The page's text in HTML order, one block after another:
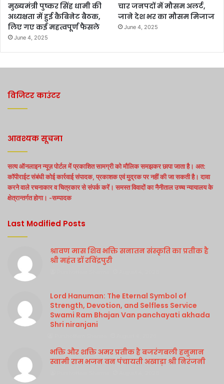
मुख्यमंत्री पुष्कर सिंह धामी की
अध्यक्षता में हुई कैबिनेट बैठक,
लिए गए कई महत्वपूर्ण फैसले
June 4, 2025
चार जनपदों में मौसम अलर्ट,
जाने देश भर का मौसम मिजाज
June 4, 2025
विजिटर काउंटर
आवश्यक सूचना
सत्य ऑनलाइन न्यूज़ पोर्टल में प्रकाशित सामग्री को मौलिक समझकर छापा जाता है। अत:
कॉपीराईट संबंधी कोई कार्रवाई संपादक, प्रकाशक एवं मुद्रक पर नहीं की जा सकती है। दावा
करने वाले रचनाकार व चित्रकार से संपर्क करें। समस्त विवादों का नैनीताल उच्च न्यायालय के
क्षेत्रान्तर्गत होगा। -सम्पादक
Last Modified Posts
श्रावण मास शिव भक्ति सनातन संस्कृति का प्रतीक है
श्री महंत डॉ रविंद्रपुरी
Lord Hanuman: The Eternal Symbol of
Strength, Devotion, and Selfless Service
Swami Ram Bhajan Van panchayati akhada
Shri niranjani
भक्ति और शक्ति अमर प्रतीक है बजरंगबली हनुमान
स्वामी राम भजन वन पंचायती अखाड़ा श्री निरंजनी